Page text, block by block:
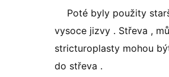
Poté byly použity
vysoce jizvy . Střeva ,
stricturoplasty mohou
do střeva .